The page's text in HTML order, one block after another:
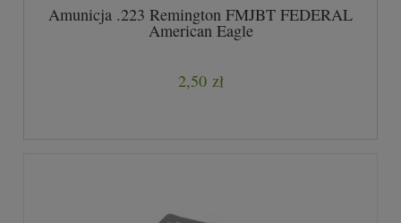
Amunicja .223 Remington FMJBT FEDERAL
American Eagle
2,50 zł